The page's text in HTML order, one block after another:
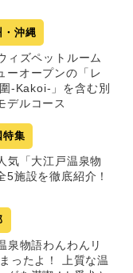
・沖縄
ィズペットルーム
ーオープンの「レ
-Kakoi-」を含む別
デルコース
特集
気「大江戸温泉物
施設を徹底紹介！
泉物語わんわんリ
ったよ！ 上質な温